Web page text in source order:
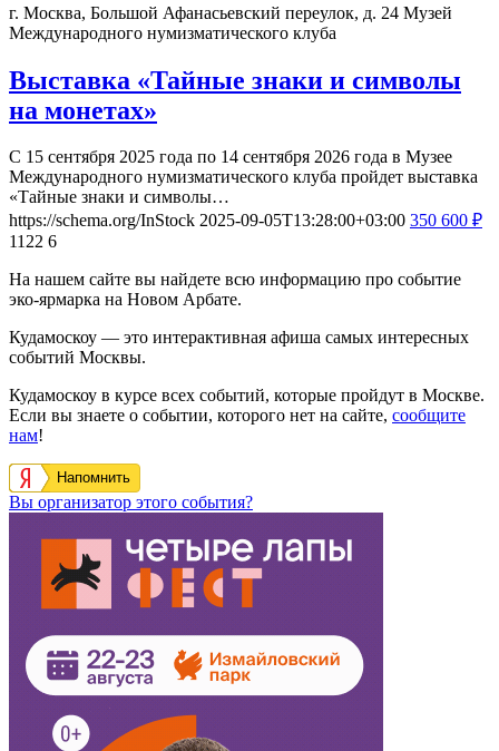
г. Москва, Большой Афанасьевский переулок, д. 24 Музей
Международного нумизматического клуба
Выставка «Тайные знаки и символы
на монетах»
С 15 сентября 2025 года по 14 сентября 2026 года в Музее
Международного нумизматического клуба пройдет выставка
«Тайные знаки и символы…
https://schema.org/InStock 2025-09-05T13:28:00+03:00 350 600 ₽
1122 6
На нашем сайте вы найдете всю информацию про событие
эко-ярмарка на Новом Арбате.
Кудамоскоу — это интерактивная афиша самых интересных
событий Москвы.
Кудамоскоу в курсе всех событий, которые пройдут в Москве.
Если вы знаете о событии, которого нет на сайте, сообщите
нам!
Напомнить
Вы организатор этого события?